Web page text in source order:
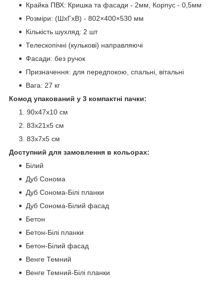
Крайка ПВХ: Кришка та фасади - 2мм, Корпус - 0,5мм
Розміри: (ШхГхВ) - 802×400×530 мм
Кількість шухляд: 2 шт
Телескопічні (кулькові) направляючі
Фасади: без ручок
Призначення: для передпокою, спальні, вітальні
Вага: 27 кг
Комод упакований у 3 компактні пачки:
90х47х10 см
83х21х5 см
83х7х5 см
Доступний для замовлення в кольорах:
Білий
Дуб Сонома
Дуб Сонома-Білі планки
Дуб Сонома-Білий фасад
Бетон
Бетон-Білі планки
Бетон-Білий фасад
Венге Темний
Венге Темний-Білі планки